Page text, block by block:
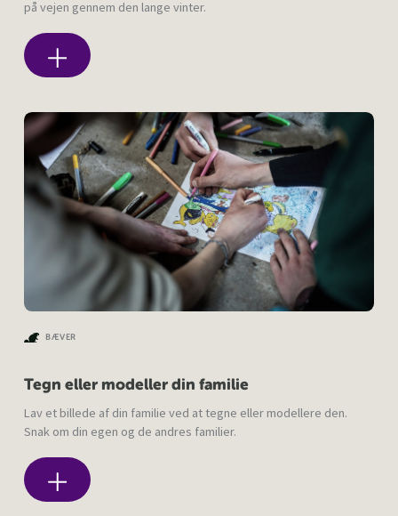
på vejen gennem den lange vinter.
BÆVER
Tegn eller modeller din familie
Lav et billede af din familie ved at tegne eller modellere den.
Snak om din egen og de andres familier.